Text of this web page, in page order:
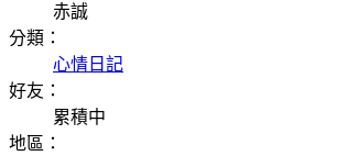
赤誠
分類：
心情日記
好友：
累積中
地區：